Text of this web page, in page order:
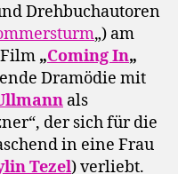
Drehbuchautoren
„) am
„Coming In„
Dramödie mit
als
der sich für die
in eine Frau
Tezel) verliebt.